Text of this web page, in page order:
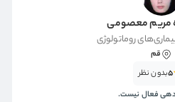
مریم معصومی
روماتولوژی
قم
5بدون نظر
فعال نیست.